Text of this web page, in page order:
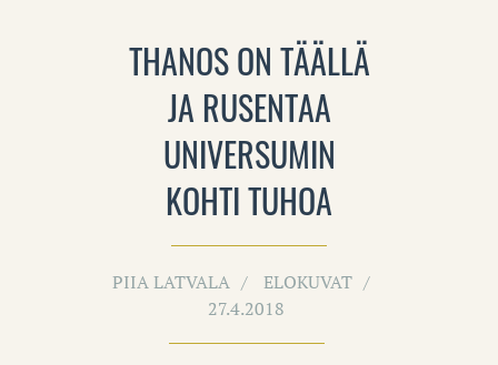
THANOS ON TÄÄLLÄ
JA RUSENTAA
UNIVERSUMIN
KOHTI TUHOA
PIIA LATVALA
ELOKUVAT
27.4.2018